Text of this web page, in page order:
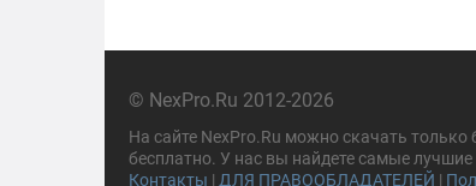
© NexPro.Ru 2012-2026
На сайте NexPro.Ru можно скачать
бесплатно. У нас вы найдете самые
Контакты | ДЛЯ ПРАВООБЛАДАТЕЛЕЙ |